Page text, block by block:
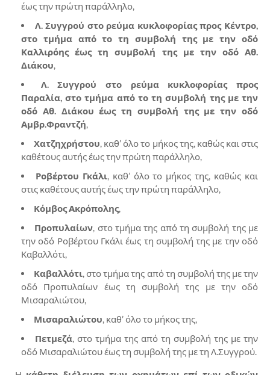
έως την πρώτη παράλληλο,
Λ. Συγγρού στο ρεύμα κυκλοφορίας προς Κέντρο,
στο τμήμα από το τη συμβολή της με την οδό
Καλλιρόης έως τη συμβολή της με την οδό Αθ.
Διάκου,
Λ. Συγγρού στο ρεύμα κυκλοφορίας προς
Παραλία, στο τμήμα από το τη συμβολή της με την
οδό Αθ. Διάκου έως τη συμβολή της με την οδό
Αμβρ.Φραντζή,
Χατζηχρήστου, καθ’ όλο το μήκος της, καθώς και στις
καθέτους αυτής έως την πρώτη παράλληλο,
Ροβέρτου Γκάλι, καθ’ όλο το μήκος της, καθώς και
στις καθέτους αυτής έως την πρώτη παράλληλο,
Κόμβος Ακρόπολης,
Προπυλαίων, στο τμήμα της από τη συμβολή της με
την οδό Ροβέρτου Γκάλι έως τη συμβολή της με την οδό
Καβαλλότι,
Καβαλλότι, στο τμήμα της από τη συμβολή της με την
οδό Προπυλαίων έως τη συμβολή της με την οδό
Μισαραλιώτου,
Μισαραλιώτου, καθ’ όλο το μήκος της,
Πετμεζά, στο τμήμα της από τη συμβολή της με την
οδό Μισαραλιώτου έως τη συμβολή της με τη Λ.Συγγρού.